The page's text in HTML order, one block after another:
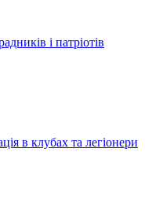
і патріотів
в клубах та легіонери